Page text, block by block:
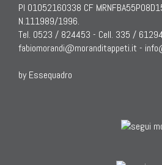
PI 01052160338 CF
N.111989/1996.
Tel. 0523 / 824453 - Cell. 335 /
fabiomorandi@moranditappeti.it -
by Essequadro